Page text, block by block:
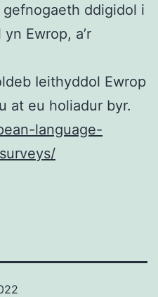
ddigidol i
Ewrop, a’r
Ieithyddol Ewrop
at eu holiadur byr.
language-